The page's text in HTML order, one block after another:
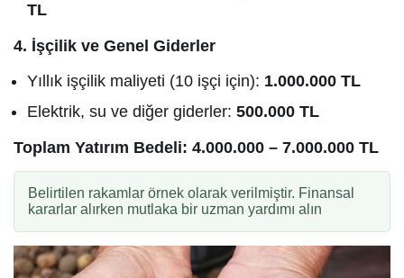
TL
4. İşçilik ve Genel Giderler
Yıllık işçilik maliyeti (10 işçi için): 1.000.000 TL
Elektrik, su ve diğer giderler:500.000 TL
Toplam Yatırım Bedeli: 4.000.000 – 7.000.000 TL
Belirtilen rakamlar örnek olarak verilmiştir. Finansal
kararlar alırken mutlaka bir uzman yardımı alın